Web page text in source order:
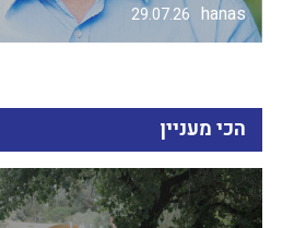
hanas
29.07.26
הכי מעניין